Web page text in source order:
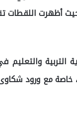
أظهرت اللقطات
التربية
مع ورود